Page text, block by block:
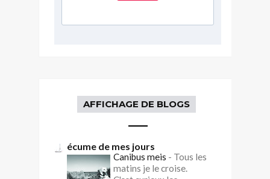
AFFICHAGE DE BLOGS
écume de mes jours
Canibus meis - Tous les
matins je le croise.